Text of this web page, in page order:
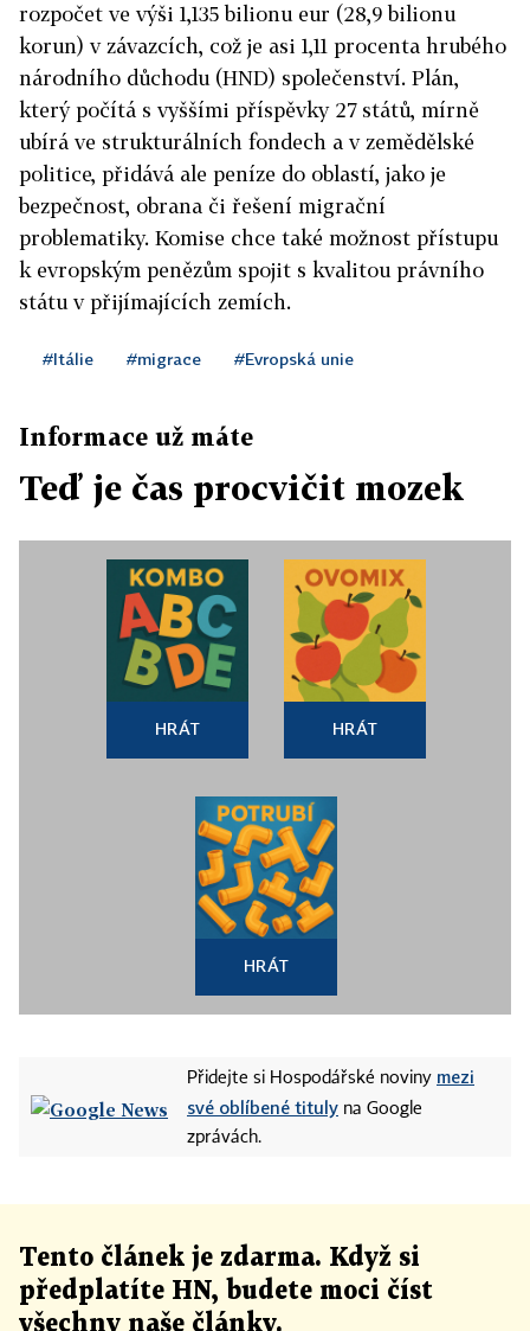
rozpočet ve výši 1,135 bilionu eur (28,9 bilionu
korun) v závazcích, což je asi 1,11 procenta hrubého
národního důchodu (HND) společenství. Plán,
který počítá s vyššími příspěvky 27 států, mírně
ubírá ve strukturálních fondech a v zemědělské
politice, přidává ale peníze do oblastí, jako je
bezpečnost, obrana či řešení migrační
problematiky. Komise chce také možnost přístupu
k evropským penězům spojit s kvalitou právního
státu v přijímajících zemích.
#Itálie #migrace #Evropská unie
Informace už máte
Teď je čas procvičit mozek
HRÁT HRÁT
HRÁT
Přidejte si Hospodářské noviny mezi
své oblíbené tituly na Google
zprávách.
Tento článek je zdarma. Když si
předplatíte HN, budete moci číst
všechny naše články.